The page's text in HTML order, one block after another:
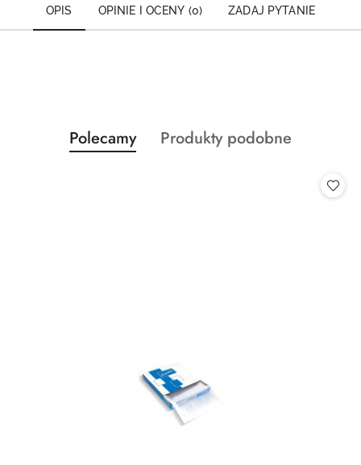
OPIS OPINIE I OCENY (0) ZADAJ PYTANIE
Pomiń karuzelę produktów
Produkty
o
Polecamy
Produkty
Produkty podobne